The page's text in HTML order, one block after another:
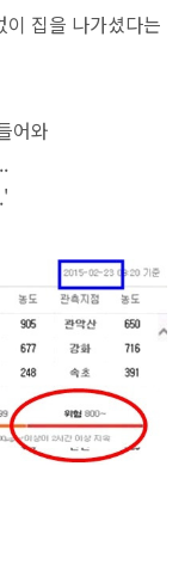
집을 나가셨다는
어와